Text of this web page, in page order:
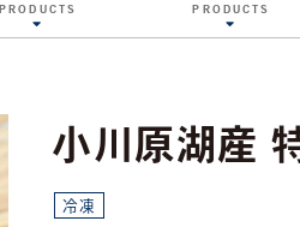
PRODUCTS PRODUCTS
小川原湖産
冷凍